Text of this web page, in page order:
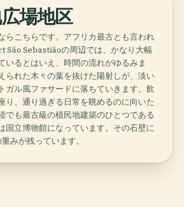
場地区
らこちらです。アフリカ最古とも言われ
São Sebastiãoの周辺では、かなり大幅
いるとはいえ、時間の流れがゆるみま
られた木々の葉を抜けた陽射しが、淡い
ガル風ファサードに落ちていきます。飲
り、通り過ぎる日常を眺めるのに向いた
でも最古級の植民地建築のひとつである
国立博物館になっています。その石壁に
みが残っています。